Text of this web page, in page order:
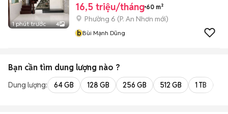
1 phút trước 4
16,5 triệu/tháng 60 m²
Phường 6 (P. An Nhơn mới)
bBùi Mạnh Dũng
Bạn cần tìm dung lượng nào ?
Dung lượng: 64 GB 128 GB 256 GB 512 GB 1 TB